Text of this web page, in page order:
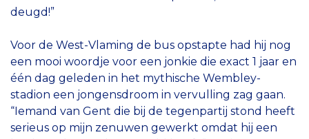
deugd!”
Voor de West-Vlaming de bus opstapte had hij nog
een mooi woordje voor een jonkie die exact 1 jaar en
één dag geleden in het mythische Wembley-
stadion een jongensdroom in vervulling zag gaan.
“Iemand van Gent die bij de tegenpartij stond heeft
serieus op mijn zenuwen gewerkt omdat hij een